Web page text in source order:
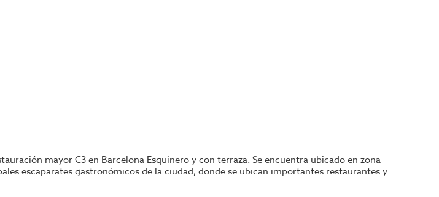
mayor C3 en Barcelona Esquinero y con terraza. Se encuentra ubicado en zona
escaparates gastronómicos de la ciudad, donde se ubican importantes restaurantes y